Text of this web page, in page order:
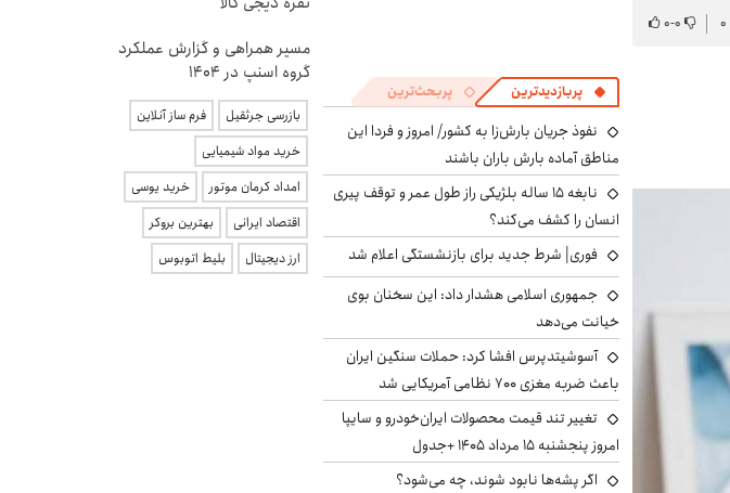
۰-۰
پربازدیدترین پربحث‌ترین
نفوذ جریان بارش‌زا به کشور/ امروز و فردا این
مناطق آماده بارش باران باشند
نابغه ۱۵ ساله بلژیکی راز طول عمر و توقف پیری
انسان را کشف می‌کند؟
فوری| شرط جدید برای بازنشستگی اعلام شد
جمهوری اسلامی هشدار داد: این سخنان بوی
خیانت می‌دهد
آسوشیتدپرس افشا کرد: حملات سنگین ایران
باعث ضربه مغزی ۷۰۰ نظامی آمریکایی شد
تغییر تند قیمت محصولات ایران‌خودرو و سایپا
امروز پنجشنبه ۱۵ مرداد ۱۴۰۵ +جدول
اگر پشه‌ها نابود شوند، چه می‌شود؟
مسیر همراهی و گزارش عملکرد
گروه اسنپ در ۱۴۰۴
بازرسی جرثقیل
فرم ساز آنلاین
خرید مواد شیمیایی
امداد کرمان موتور
خرید یوسی
اقتصاد ایرانی
بهترین بروکر
ارز دیجیتال
بلیط اتوبوس